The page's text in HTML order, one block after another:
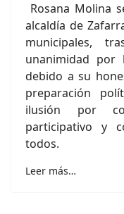
Rosana Molina
alcaldía de
municipales,
unanimidad por
debido a su
preparación
ilusión por
participativo y
todos.
Leer más…